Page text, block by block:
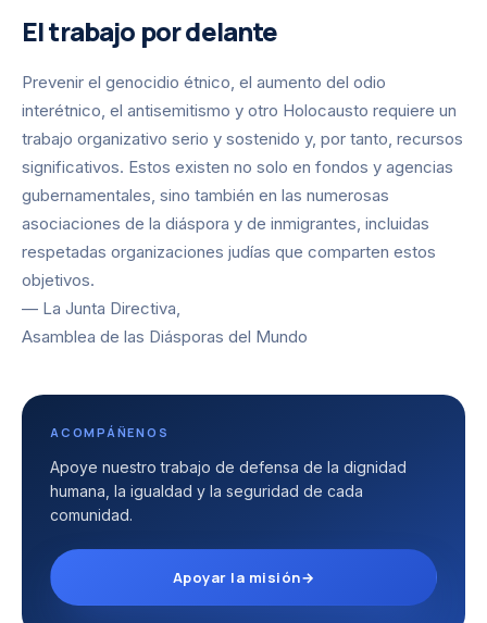
El trabajo por delante
Prevenir el genocidio étnico, el aumento del odio
interétnico, el antisemitismo y otro Holocausto requiere un
trabajo organizativo serio y sostenido y, por tanto, recursos
significativos. Estos existen no solo en fondos y agencias
gubernamentales, sino también en las numerosas
asociaciones de la diáspora y de inmigrantes, incluidas
respetadas organizaciones judías que comparten estos
objetivos.
— La Junta Directiva,
Asamblea de las Diásporas del Mundo
ACOMPÁÑENOS
Apoye nuestro trabajo de defensa de la dignidad
humana, la igualdad y la seguridad de cada
comunidad.
Apoyar la misión→